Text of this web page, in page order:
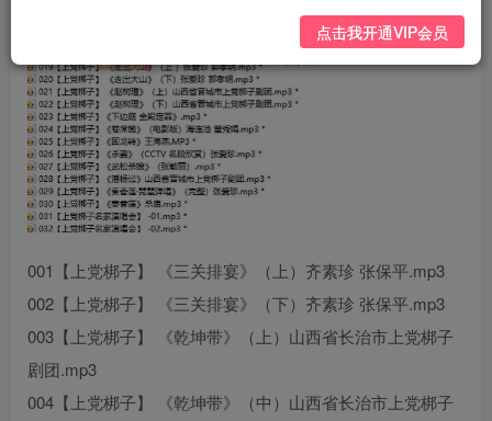
001【上党梆子】 《三关排宴》（上）齐素珍 张保平.mp3
002【上党梆子】 《三关排宴》（下）齐素珍 张保平.mp3
003【上党梆子】 《乾坤带》（上）山西省长治市上党梆子
剧团.mp3
004【上党梆子】 《乾坤带》（中）山西省长治市上党梆子
点击我开通VIP会员